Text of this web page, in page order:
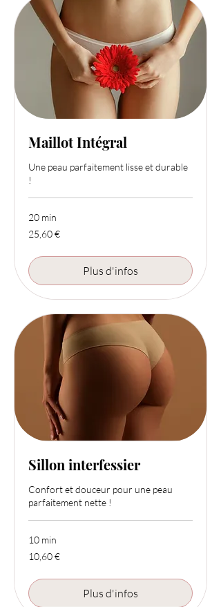
Maillot Intégral
Une peau parfaitement lisse et durable
!
20 min
25,60
euros
25,60 €
Plus d'infos
Sillon interfessier
Confort et douceur pour une peau
parfaitement nette !
10 min
10,60
euros
10,60 €
Plus d'infos